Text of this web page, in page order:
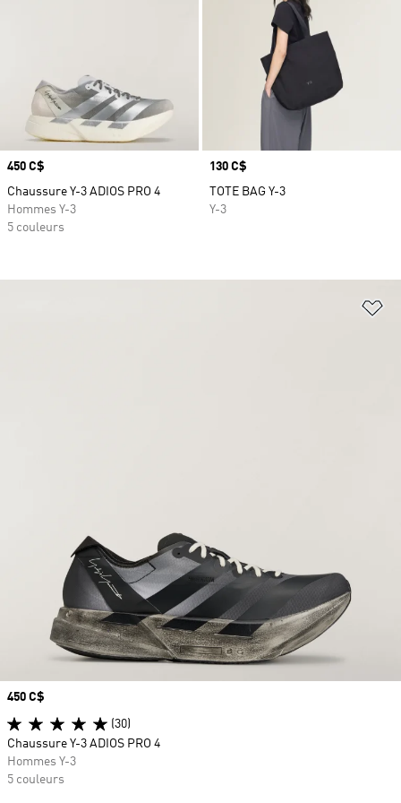
Prix
450 C$
Chaussure Y-3 ADIOS PRO 4
Hommes Y-3
5 couleurs
Prix
130 C$
TOTE BAG Y-3
Y-3
Prix
450 C$
(30)
Chaussure Y-3 ADIOS PRO 4
Hommes Y-3
5 couleurs